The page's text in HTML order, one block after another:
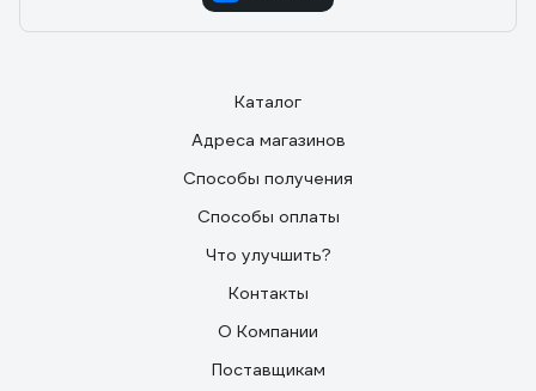
Каталог
Адреса магазинов
Способы получения
Способы оплаты
Что улучшить?
Контакты
О Компании
Поставщикам